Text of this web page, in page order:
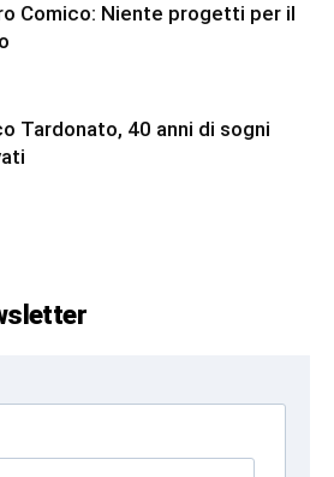
Comico: Niente progetti per il
Tardonato, 40 anni di sogni